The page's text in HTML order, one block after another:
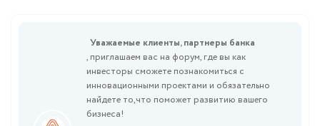
Уважаемые клиенты, партнеры банка
, приглашаем вас на форум, где вы как
инвесторы сможете познакомиться с
инновационными проектами и обязательно
найдете то,что поможет развитию вашего
бизнеса!